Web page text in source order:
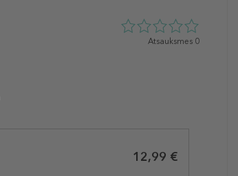
0
Atsauksmes 0
12,99 €